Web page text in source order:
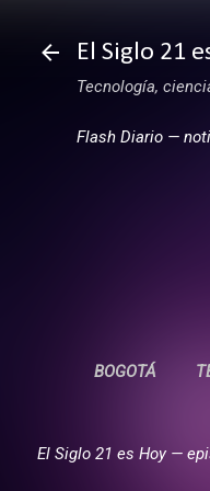
El Siglo 21
Tecnología,
Flash Diario —
BOGOTÁ
El Siglo 21 es Hoy —